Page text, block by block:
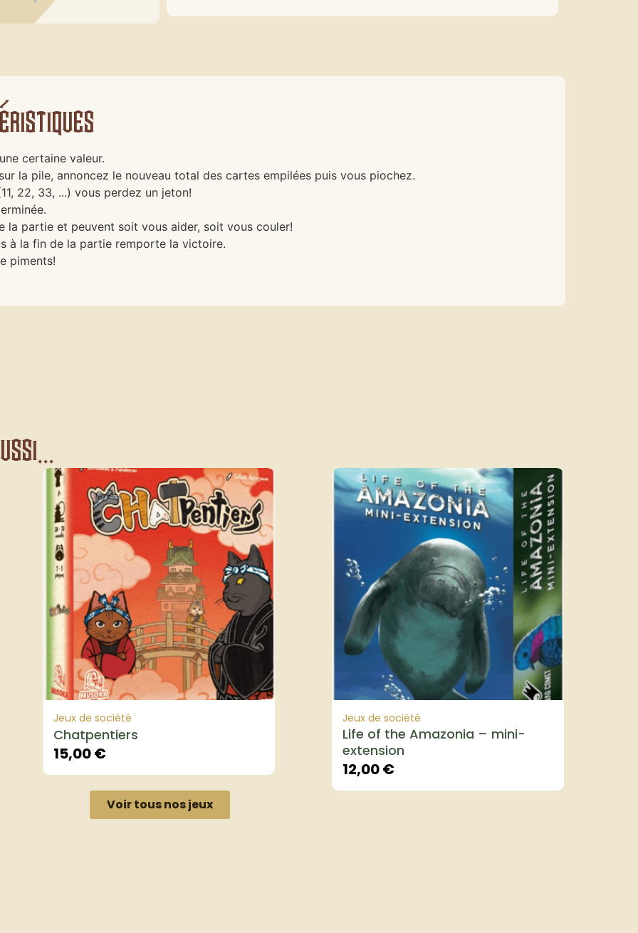
certaine valeur.
la pile, annoncez le nouveau total des cartes empilées puis vous piochez.
22, 33, ...) vous perdez un jeton!
la partie et peuvent soit vous aider, soit vous couler!
à la fin de la partie remporte la victoire.
piments!
Jeux de société
Chatpentiers
15,00€
Jeux de société
Life of the Amazonia – mini-
extension
12,00€
Voir tous nos jeux